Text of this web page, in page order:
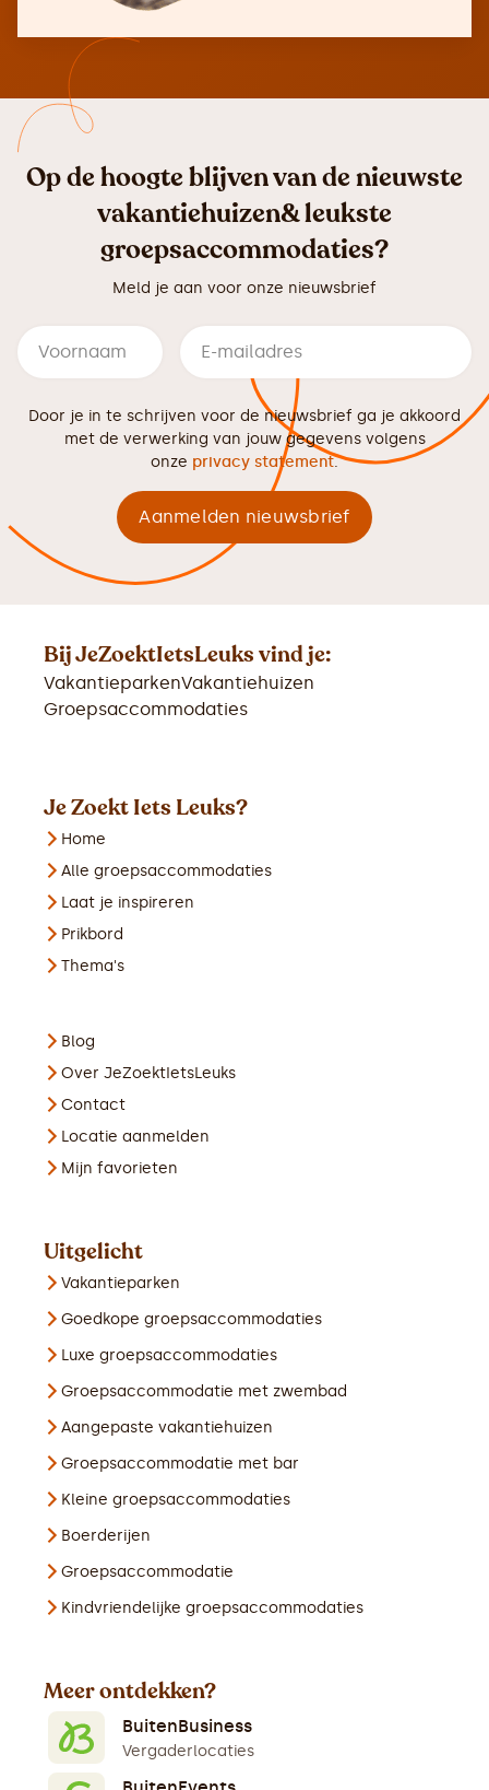
Op de hoogte blijven van de nieuwste
vakantiehuizen& leukste
groepsaccommodaties?
Meld je aan voor onze nieuwsbrief
Door je in te schrijven voor de nieuwsbrief ga je akkoord
met de verwerking van jouw gegevens volgens
onze privacy statement.
Bij JeZoektIetsLeuks vind je:
VakantieparkenVakantiehuizen
Groepsaccommodaties
Je Zoekt Iets Leuks?
Home
Alle groepsaccommodaties
Laat je inspireren
Prikbord
Thema's
Blog
Over JeZoektIetsLeuks
Contact
Locatie aanmelden
Mijn favorieten
Uitgelicht
Vakantieparken
Goedkope groepsaccommodaties
Luxe groepsaccommodaties
Groepsaccommodatie met zwembad
Aangepaste vakantiehuizen
Groepsaccommodatie met bar
Kleine groepsaccommodaties
Boerderijen
Groepsaccommodatie
Kindvriendelijke groepsaccommodaties
Meer ontdekken?
BuitenBusiness
Vergaderlocaties